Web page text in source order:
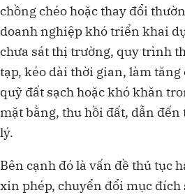
chồng chéo hoặc thay đổi
doanh nghiệp khó triển khai
chưa sát thị trường, quy trình
tạp, kéo dài thời gian, làm
quỹ đất sạch hoặc khó khăn
mặt bằng, thu hồi đất, dẫn đến
lý.
Bên cạnh đó là vấn đề thủ tục
xin phép, chuyển đổi mục đích